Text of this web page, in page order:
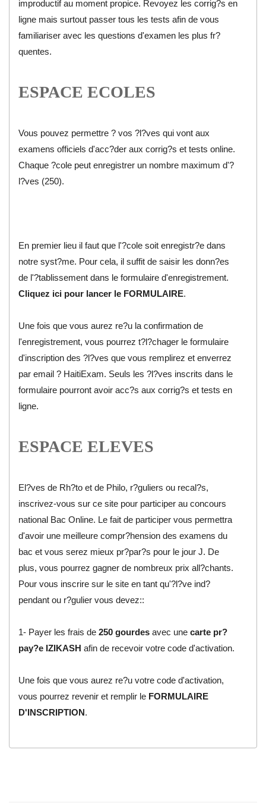
improductif au moment propice. Revoyez les corrig?s en
ligne mais surtout passer tous les tests afin de vous
familiariser avec les questions d'examen les plus fr?
quentes.
ESPACE ECOLES
Vous pouvez permettre ? vos ?l?ves qui vont aux
examens officiels d'acc?der aux corrig?s et tests online.
Chaque ?cole peut enregistrer un nombre maximum d'?
l?ves (250).
En premier lieu il faut que l'?cole soit enregistr?e dans
notre syst?me. Pour cela, il suffit de saisir les donn?es
de l'?tablissement dans le formulaire d'enregistrement. ​
Cliquez ici pour lancer le FORMULAIRE.
Une fois que vous aurez re?u la confirmation de
l'enregistrement, vous pourrez t?l?chager le formulaire
d'inscription des ?l?ves que vous remplirez et enverrez
par email ? HaitiExam. Seuls les ?l?ves inscrits dans le
formulaire pourront avoir acc?s aux corrig?s et tests en
ligne.
ESPACE ELEVES
El?ves de Rh?to et de Philo, r?guliers ou recal?s,
inscrivez-vous sur ce site pour participer au concours
national Bac Online. Le fait de participer vous permettra
d'avoir une meilleure compr?hension des examens du
bac et vous serez mieux pr?par?s pour le jour J. De
plus, vous pourrez gagner de nombreux prix all?chants.
Pour vous inscrire sur le site en tant qu'?l?ve ind?
pendant ou r?gulier vous devez::
1- Payer les frais de250 gourdes avec unecarte pr?
pay?e IZIKASH afin de recevoir votre code d'activation.
​Une fois que vous aurez re?u votre code d'activation,
vous pourrez revenir et remplir le FORMULAIRE
D'INSCRIPTION .